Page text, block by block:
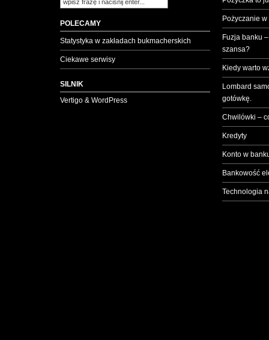
POLECAMY
Statystyka w zakładach bukmacherskich
Ciekawe serwisy
SILNIK
Vertigo & WordPress
Pożyczanie
Fuzja banku
szansa?
Kiedy warto
Lombard
gotówkę.
Chwilówki –
Kredyty
Konto w
Bankowość
Technologia